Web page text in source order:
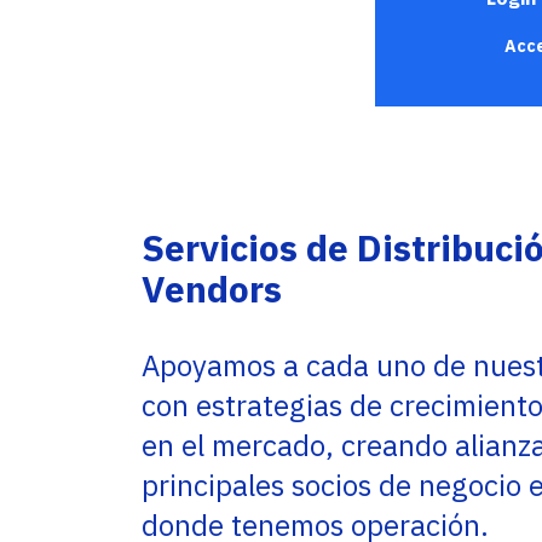
proveedores de servicios basados en el
Servicios de
Vendors
Apoyamos a cada uno de
con estrategias de
en el mercado, creando
principales socios de negocio
donde tenemos operación.